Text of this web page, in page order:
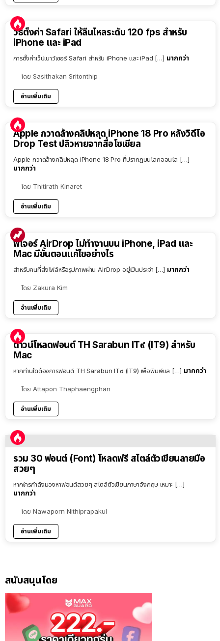
วิธีตั้งค่า Safari ให้ลื่นไหลระดับ 120 fps สำหรับ
iPhone และ iPad
การตั้งค่าเว็ปเบาว์เซอร์ Safari สำหรับ iPhone และ iPad […] มากกว่า
โดย Sasithakan Sritonthip
อ่านเพิ่มเติม
Apple กวาดล้างคลิปหลุด iPhone 18 Pro หลังวิดีโอ
Drop Test ปลิวหายจากสื่อโซเชียล
Apple กวาดล้างคลิปหลุด iPhone 18 Pro ที่ปรากฏบนโลกออนไล […]
มากกว่า
โดย Thitirath Kinaret
อ่านเพิ่มเติม
ฟีเจอร์ AirDrop ไม่ทำงานบน iPhone, iPad และ
Mac มีขั้นตอนแก้ไขอย่างไร
สำหรับคนที่ส่งไฟล์หรือรูปภาพผ่าน AirDrop อยู่เป็นประจำ […] มากกว่า
โดย Zakura Kim
อ่านเพิ่มเติม
ดาวน์โหลดฟอนต์ TH Sarabun IT๙ (IT9) สำหรับ
Mac
หากท่านใดต้องการฟอนต์ TH Sarabun IT๙ (IT9) เพื่อพิมพ์แล […] มากกว่า
โดย Attapon Thaphaengphan
อ่านเพิ่มเติม
รวม 30 ฟอนต์ (Font) โหลดฟรี สไตล์ตัวเขียนลายมือ
สวยๆ
หากใครกำลังมองหาฟอนต์สวยๆ สไตล์ตัวเขียนภาษาอังกฤษ เหมาะ […]
มากกว่า
โดย Nawaporn Nithiprapakul
อ่านเพิ่มเติม
สนับสนุนโดย